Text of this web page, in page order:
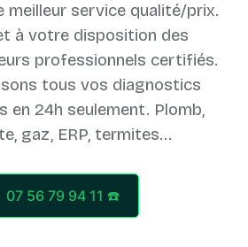
meilleur service qualité/prix.
à votre disposition des
professionnels certifiés.
tous vos diagnostics
en 24h seulement. Plomb,
07 56 79 94 11 ☎️